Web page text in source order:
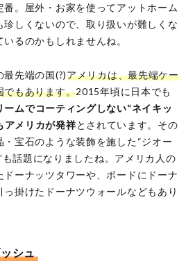
。屋外・お家を使ってアットホーム
しくないので、取り扱いが難しくな
るのかもしれませんね。
先端の国(?)アメリカは、最先端ケー
でもあります。2015年頃に日本でも
ームでコーティングしない“ネイキッ
アメリカが発祥とされています。その
宝石のような装飾を施した“ジオー
話題になりましたね。アメリカ人の
ーナッツタワーや、ボードにドーナ
掛けたドーナツウォールなどもあり
シュ